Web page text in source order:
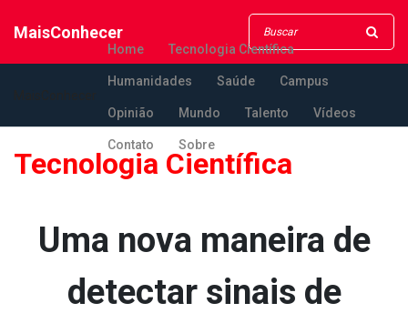
MaisConhecer
Home Tecnologia Científica
Humanidades Saúde Campus
Opinião Mundo Talento Vídeos
Contato Sobre
Tecnologia Científica
Uma nova maneira de
detectar sinais de